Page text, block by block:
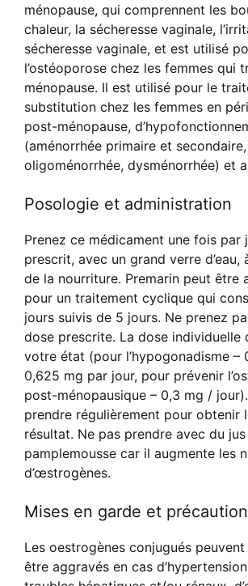
ménopause, qui comprennent les
chaleur, la sécheresse vaginale,
sécheresse vaginale, et est utilisé
l’ostéoporose chez les femmes qui
ménopause. Il est utilisé pour le
substitution chez les femmes en
post-ménopause,
(aménorrhée primaire et secondaire,
oligoménorrhée, dysménorrhée) et
Posologie et administration
Prenez ce médicament une fois par
prescrit, avec un grand verre d’eau,
de la nourriture. Premarin peut être
pour un traitement cyclique qui
jours suivis de 5 jours. Ne prenez
dose prescrite. La dose individuelle
votre état (pour l’hypogonadisme –
0,625 mg par jour, pour prévenir
post-ménopausique – 0,3 mg /
prendre régulièrement pour obtenir
résultat. Ne pas prendre avec du
pamplemousse car il augmente les
d’œstrogènes.
Mises en garde et
Les oestrogènes conjugués
être aggravés en cas